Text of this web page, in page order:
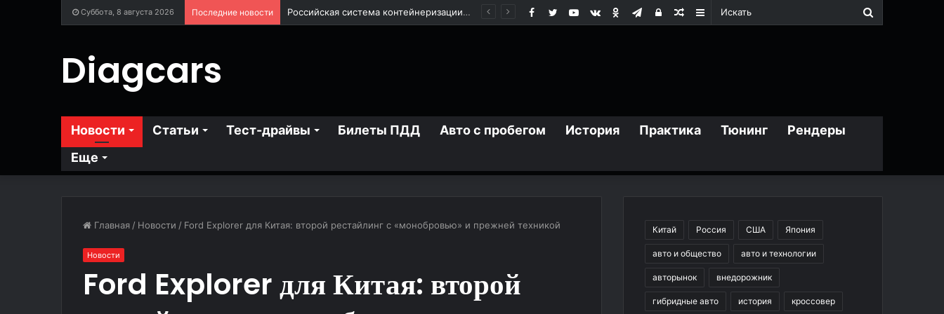
Суббота, 8 августа 2026 Последние новости BAIC X55: городской кроссовер для повседневных поездок Sidebar
Случайная
Войти
Telegram
Одноклассники
vk.com
YouTube
Twitter
Facebook
Diagcars
Новости Статьи Тест-драйвы Билеты ПДД Авто с пробегом История Практика Тюнинг
Рендеры
Еще
Главная / Новости / Ford Explorer для Китая: второй рестайлинг с «монобровью» и прежней техникой
Новости
Ford Explorer для Китая: второй
Китай Россия США Япония
авто и общество авто и технологии
авторынок внедорожник
гибридные авто история кроссовер